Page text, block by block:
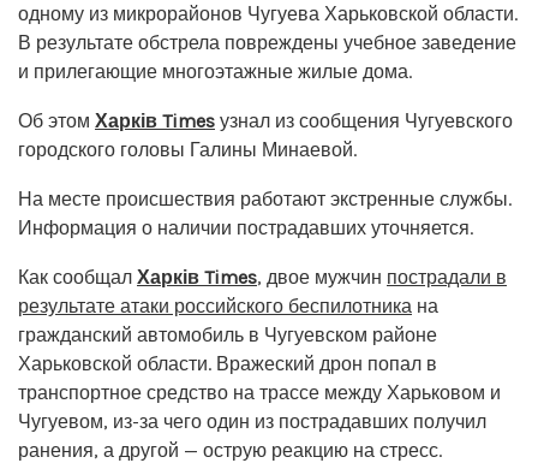
одному из микрорайонов Чугуева Харьковской области.
В результате обстрела повреждены учебное заведение
и прилегающие многоэтажные жилые дома.
Об этом Харків Times узнал из сообщения Чугуевского
городского головы Галины Минаевой.
На месте происшествия работают экстренные службы.
Информация о наличии пострадавших уточняется.
Как сообщал Харків Times, двое мужчин пострадали в
результате атаки российского беспилотника на
гражданский автомобиль в Чугуевском районе
Харьковской области. Вражеский дрон попал в
транспортное средство на трассе между Харьковом и
Чугуевом, из-за чего один из пострадавших получил
ранения, а другой — острую реакцию на стресс.